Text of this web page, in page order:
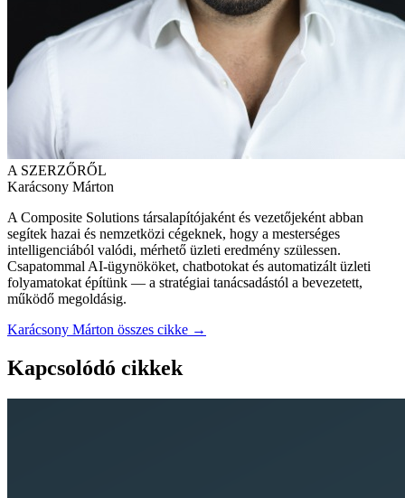
A SZERZŐRŐL
Karácsony Márton
A Composite Solutions társalapítójaként és vezetőjeként abban
segítek hazai és nemzetközi cégeknek, hogy a mesterséges
intelligenciából valódi, mérhető üzleti eredmény szülessen.
Csapatommal AI-ügynököket, chatbotokat és automatizált üzleti
folyamatokat építünk — a stratégiai tanácsadástól a bevezetett,
működő megoldásig.
Karácsony Márton összes cikke →
Kapcsolódó cikkek